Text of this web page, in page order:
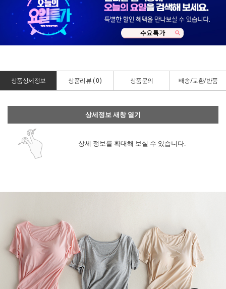
상품상세정보 상품리뷰 (0) 상품문의 배송/교환/반품
상세정보 새창 열기
상세 정보를 확대해 보실 수 있습니다.